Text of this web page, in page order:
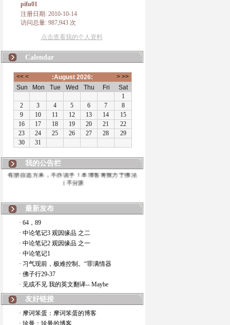
pifu01
注册日期: 2010-10-14
访问总量: 987,943 次
点击查看我的个人资料
Calendar
我的公告栏
有朋自远方来，不亦说乎！本博客将致力于佛法
（不分派
最新发布
· 64，89
· 中论笔记3 观因缘品 之二
· 中论笔记2 观因缘品 之一
· 中论笔记1
· 习气现前，极难控制。“罪满情器
· 佛子行29-37
· 见或不见 我的英文翻译-- Maybe
友好链接
· 摩诃笨蛋：摩诃笨蛋的博客
· 珍曼：珍曼的博客